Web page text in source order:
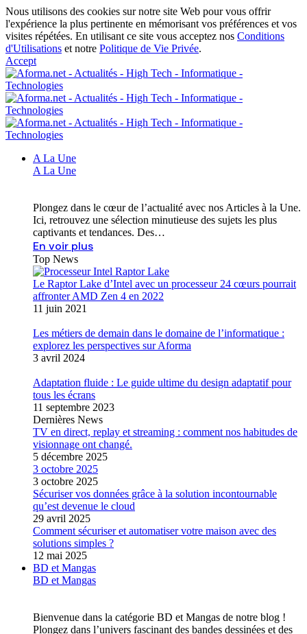
Nous utilisons des cookies sur notre site Web pour vous offrir
l'expérience la plus pertinente en mémorisant vos préférences et vos
visites répétées. En utilisant ce site vous acceptez nos Conditions
d'Utilisations et notre Politique de Vie Privée.
Accept
A La Une
A La Une
Plongez dans le cœur de l’actualité avec nos Articles à la Une.
Ici, retrouvez une sélection minutieuse des sujets les plus
captivants et tendances. Des…
En voir plus
Top News
Le Raptor Lake d’Intel avec un processeur 24 cœurs pourrait
affronter AMD Zen 4 en 2022
11 juin 2021
Les métiers de demain dans le domaine de l’informatique :
explorez les perspectives sur Aforma
3 avril 2024
Adaptation fluide : Le guide ultime du design adaptatif pour
tous les écrans
11 septembre 2023
Dernières News
TV en direct, replay et streaming : comment nos habitudes de
visionnage ont changé.
5 décembre 2025
3 octobre 2025
3 octobre 2025
Sécuriser vos données grâce à la solution incontournable
qu’est devenue le cloud
29 avril 2025
Comment sécuriser et automatiser votre maison avec des
solutions simples ?
12 mai 2025
BD et Mangas
BD et Mangas
Bienvenue dans la catégorie BD et Mangas de notre blog !
Plongez dans l’univers fascinant des bandes dessinées et des